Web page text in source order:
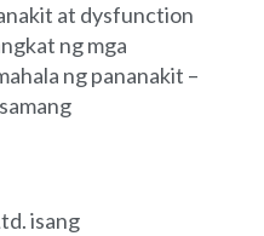
at dysfunction
ng mga
ng pananakit –
isang